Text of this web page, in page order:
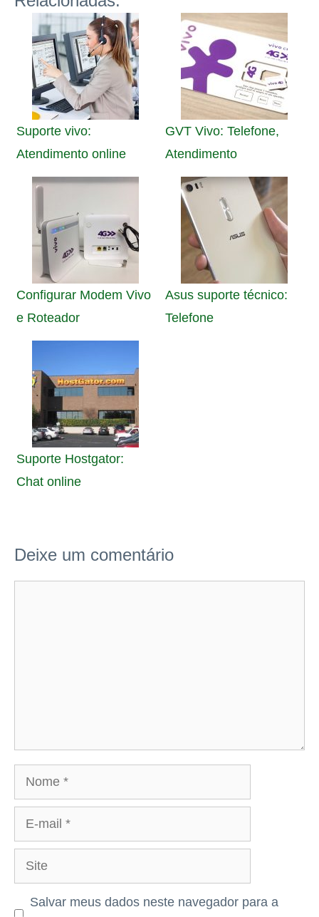
Suporte vivo:
Atendimento online
GVT Vivo: Telefone,
Atendimento
Configurar Modem Vivo
e Roteador
Asus suporte técnico:
Telefone
Suporte Hostgator:
Chat online
Deixe um comentário
Nome
mail
Site
Salvar meus dados neste navegador para a